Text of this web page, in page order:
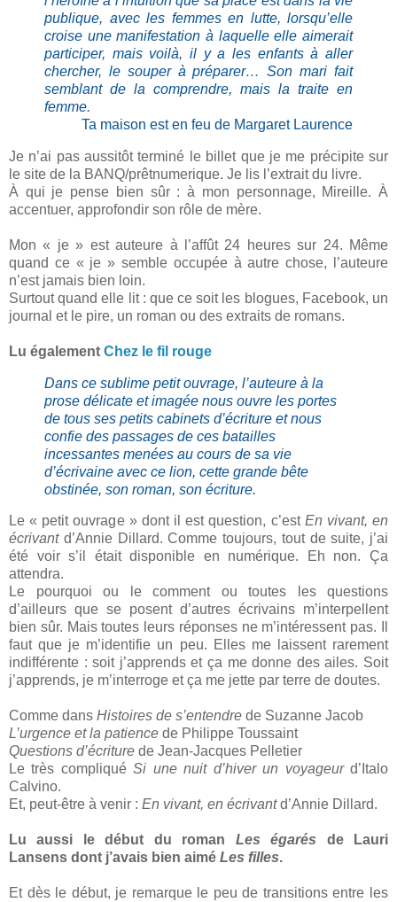
publique, avec les femmes en lutte, lorsqu’elle
croise une manifestation à laquelle elle aimerait
participer, mais voilà, il y a les enfants à aller
chercher, le souper à préparer… Son mari fait
semblant de la comprendre, mais la traite en
femme.
Ta maison est en feu de Margaret Laurence
Je n’ai pas aussitôt terminé le billet que je me précipite sur
le site de la BANQ/prêtnumerique. Je lis l’extrait du livre.
À qui je pense bien sûr : à mon personnage, Mireille. À
accentuer, approfondir son rôle de mère.
Mon « je » est auteure à l’affût 24 heures sur 24. Même
quand ce « je » semble occupée à autre chose, l’auteure
n’est jamais bien loin.
Surtout quand elle lit : que ce soit les blogues, Facebook, un
journal et le pire, un roman ou des extraits de romans.
Lu également Chez le fil rouge
Dans ce sublime petit ouvrage, l’auteure à la
prose délicate et imagée nous ouvre les portes
de tous ses petits cabinets d’écriture et nous
confie des passages de ces batailles
incessantes menées au cours de sa vie
d’écrivaine avec ce lion, cette grande bête
obstinée, son roman, son écriture.
Le « petit ouvrage » dont il est question, c’est En vivant, en
écrivantd’Annie Dillard. Comme toujours, tout de suite, j’ai
été voir s’il était disponible en numérique. Eh non. Ça
attendra.
Le pourquoi ou le comment ou toutes les questions
d’ailleurs que se posent d’autres écrivains m’interpellent
bien sûr. Mais toutes leurs réponses ne m’intéressent pas. Il
faut que je m’identifie un peu. Elles me laissent rarement
indifférente : soit j’apprends et ça me donne des ailes. Soit
j’apprends, je m’interroge et ça me jette par terre de doutes.
Comme dans Histoires de s’entendre de Suzanne Jacob
L’urgence et la patience de Philippe Toussaint
Questions d’écriture de Jean-Jacques Pelletier
Le très compliquéSi une nuit d’hiver un voyageurd’Italo
Calvino.
Et, peut-être à venir : En vivant, en écrivantd’Annie Dillard.
Lu aussi le début du roman Les égarés de Lauri
Lansens dont j’avais bien aimé Les filles.
Et dès le début, je remarque le peu de transitions entre les